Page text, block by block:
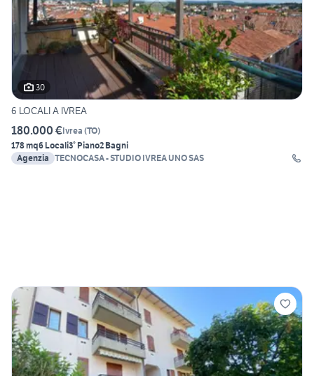
30
6 LOCALI A IVREA
180.000 €Ivrea (TO)
178 mq6 Locali3° Piano2 Bagni
Agenzia TECNOCASA - STUDIO IVREA UNO SAS